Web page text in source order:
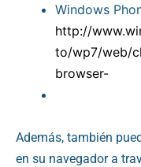
Windows
http://
to/wp7/web/
browser-
Además, también
en su navegador a